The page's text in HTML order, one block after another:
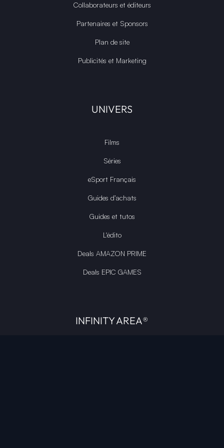
Collaborateurs et éditeurs
Partenaires et Sponsors
Plan de site
Publicités et Marketing
UNIVERS
Films
Séries
eSport Français
Guides d’achats
Guides et tutos
L'édito
Deals AMAZON PRIME
Deals EPIC GAMES
INFINITY AREA®